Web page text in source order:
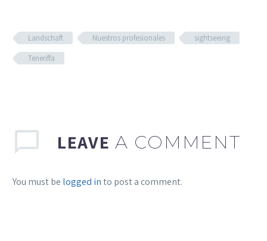
Landschaft Nuestros profesionales
sightseeing
Teneriffa
LEAVE A COMMENT
You must be logged into post a comment.